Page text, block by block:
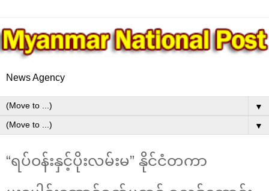
News Agency
▼
▼
“ရပ်ဝန်းနှင့်ပိုးလမ်းမ” နိုင်ငံတကာ